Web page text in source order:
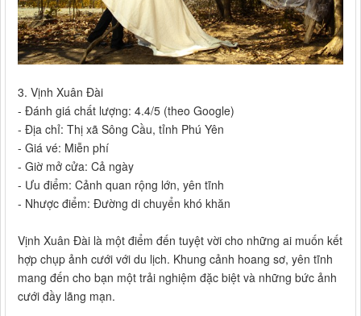
3. Vịnh Xuân Đài
- Đánh giá chất lượng: 4.4/5 (theo Google)
- Địa chỉ: Thị xã Sông Cầu, tỉnh Phú Yên
- Giá vé: Miễn phí
- Giờ mở cửa: Cả ngày
- Ưu điểm: Cảnh quan rộng lớn, yên tĩnh
- Nhược điểm: Đường di chuyển khó khăn
Vịnh Xuân Đài là một điểm đến tuyệt vời cho những ai muốn kết
hợp chụp ảnh cưới với du lịch. Khung cảnh hoang sơ, yên tĩnh
mang đến cho bạn một trải nghiệm đặc biệt và những bức ảnh
cưới đầy lãng mạn.